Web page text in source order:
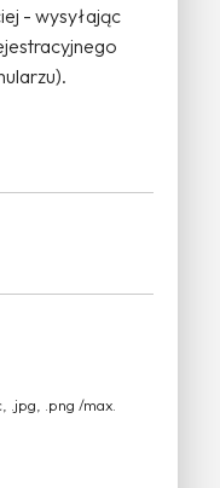
- wysyłając
.jpg, .png /max.